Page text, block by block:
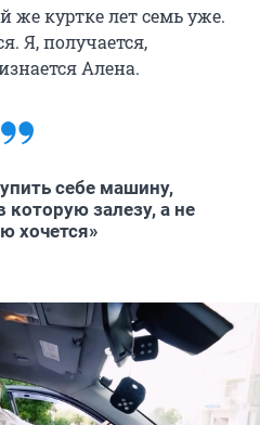
же куртке лет семь уже.
Я, получается,
Алена.
себе машину,
которую залезу, а не
хочется»